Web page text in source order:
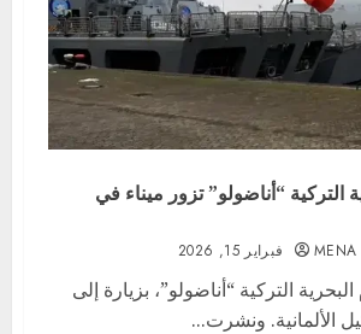
التركية “أناضولو” تزور ميناء في
MENA فبراير 15, 2026
التركية “أناضولو”، بزيارة إلى
الألمانية. ونشرت...